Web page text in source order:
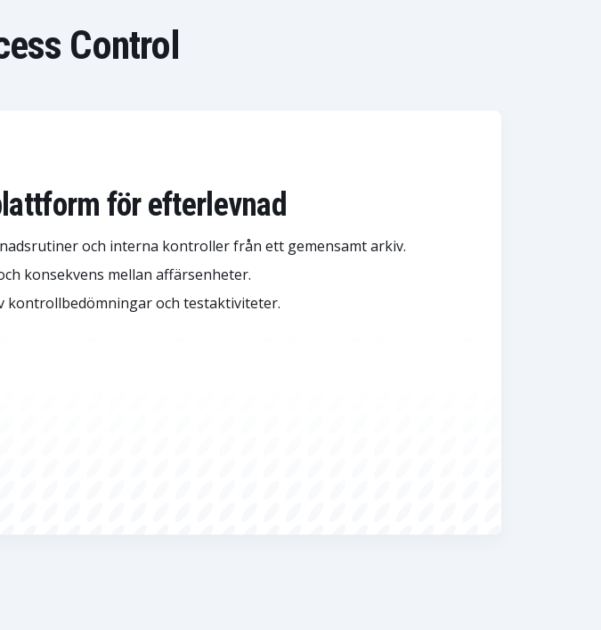
Control
för efterlevnad
och interna kontroller från ett gemensamt arkiv.
konsekvens mellan affärsenheter.
kontrollbedömningar och testaktiviteter.